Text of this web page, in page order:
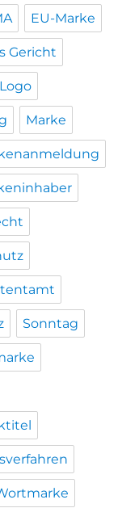
EU-Marke
Gericht
Logo
Marke
Sonntag